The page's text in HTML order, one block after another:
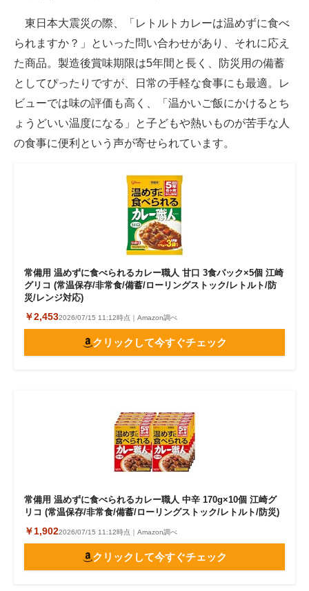
東日本大震災の際、「レトルトカレーは温めずに食べ
られますか？」といった問い合わせがあり、それに応え
た商品。製造後賞味期限は5年間と長く、防災用の備蓄
としてぴったりですが、日常の手軽な食事にも最適。レ
ビューでは味の評価も高く、「温かいご飯にかけるとち
ょうどいい温度になる」と子どもや熱いものが苦手な人
の食事に便利という声が寄せられています。
常備用 温めずに食べられるカレー職人 甘口 3食パック×5個 江崎
グリコ (常温保存/非常食/備蓄/ローリングストック/レトルト/防
災/レンジ対応)
￥2,4532026/07/15 11:12時点｜Amazon調べ
クリックして今すぐチェック
常備用 温めずに食べられるカレー職人 中辛 170g×10個 江崎グ
リコ (常温保存/非常食/備蓄/ローリングストック/レトルト/防災)
￥1,9022026/07/15 11:12時点｜Amazon調べ
クリックして今すぐチェック